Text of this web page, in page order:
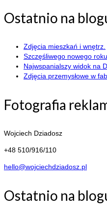
Ostatnio na
Zdjęcia mieszkań i wnętrz.
Szczęśliwego nowego
Najwspanialszy widok na
Zdjęcia przemysłowe w
Fotografia
Wojciech Dziadosz
+48 510/916/110
hello@wojciechdziadosz.pl
Ostatnio na